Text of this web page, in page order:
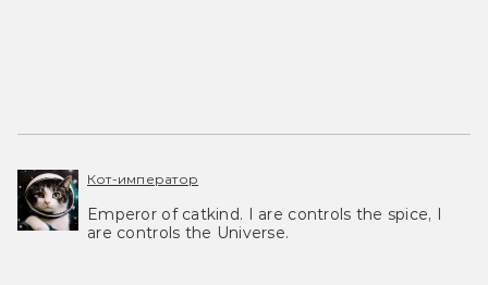
Кот-император
Emperor of catkind. I are controls the spice, I
are controls the Universe.